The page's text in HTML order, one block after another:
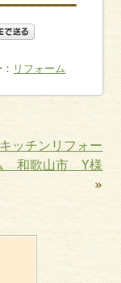
リフォーム
キッチンリフォー
和歌山市 Y様
»